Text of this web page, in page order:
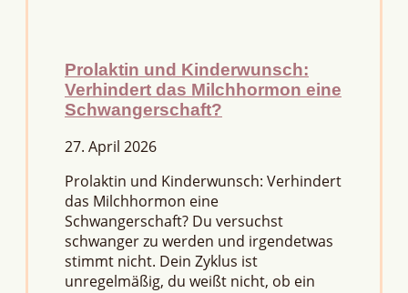
Prolaktin und Kinderwunsch:
Verhindert das Milchhormon eine
Schwangerschaft?
27. April 2026
Prolaktin und Kinderwunsch: Verhindert
das Milchhormon eine
Schwangerschaft? Du versuchst
schwanger zu werden und irgendetwas
stimmt nicht. Dein Zyklus ist
unregelmäßig, du weißt nicht, ob ein